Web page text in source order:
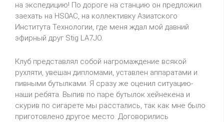
на экспедицию! По дороге на станцию он предложил
заехать на HS0AC, на коллективку Азиатского
Института Технологии, где меня ждал мой давний
эфирный друг Stig LA7JO.
Клуб представлял собой нагромаждение всякой
рухляти, увешан дипломами, уставлен аппаратами и
пивными бутылками. Я сразу же оценил ситуацию-
наши ребята. Выпив по паре бутылок хейнекена и
скурив по сигарете мы расстались, так как мне было
приготовлено другое место. Договорились